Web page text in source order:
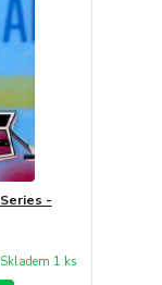
-
Skladem 1 ks